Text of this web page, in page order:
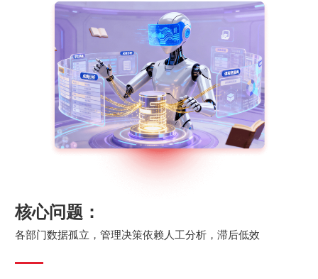
核心问题：
各部门数据孤立，管理决策依赖人工分析，滞后低效